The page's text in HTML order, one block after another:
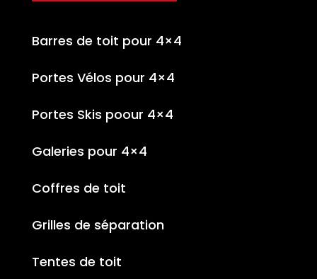
Barres de toit pour 4×4
Portes Vélos pour 4×4
Portes Skis poour 4×4
Galeries pour 4×4
Coffres de toit
Grilles de séparation
Tentes de toit